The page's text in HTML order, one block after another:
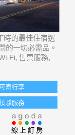
時的最佳住宿選
的一切必需品。
Fi, 售票服務,
。 客房內必需
電視, 禁煙房,
寄行李
駁服務
線上訂房